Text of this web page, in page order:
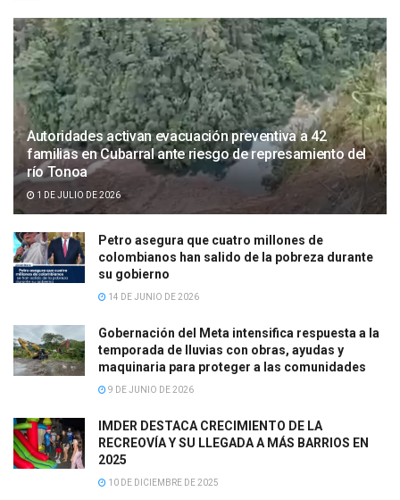
Autoridades activan evacuación preventiva a 42
familias en Cubarral ante riesgo de represamiento del
río Tonoa
1 DE JULIO DE 2026
Petro asegura que cuatro millones de
colombianos han salido de la pobreza durante
su gobierno
14 DE JUNIO DE 2026
Gobernación del Meta intensifica respuesta a la
temporada de lluvias con obras, ayudas y
maquinaria para proteger a las comunidades
9 DE JUNIO DE 2026
IMDER DESTACA CRECIMIENTO DE LA
RECREOVÍA Y SU LLEGADA A MÁS BARRIOS EN
2025
10 DE DICIEMBRE DE 2025